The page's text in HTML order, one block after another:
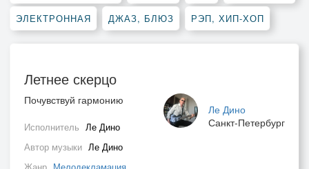
ЭЛЕКТРОННАЯ ДЖАЗ, БЛЮЗ РЭП, ХИП-ХОП
Летнее скерцо
Ле Дино
Санкт-Петербург
Почувствуй гармонию
Исполнитель Ле Дино
Автор музыки Ле Дино